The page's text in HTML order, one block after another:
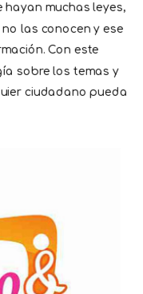
hayan muchas leyes,
las conocen y ese
Con este
sobre los temas y
ciudadano pueda